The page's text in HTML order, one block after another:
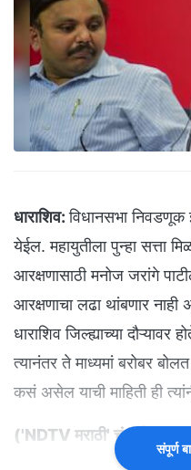
धाराशिव: विधानसभा
येईल. महायुतीला पुन्हा सत्ता
आरक्षणासाठी मनोज जरांगे
आरक्षणाचा लढा थांबणार
धाराशिव जिल्ह्याच्या
त्यानंतर ते माध्यमां बरोबर
कसं असेल याची माहिती ही
('NDTV मराठी' चं अधिकृत
संपूर्ण